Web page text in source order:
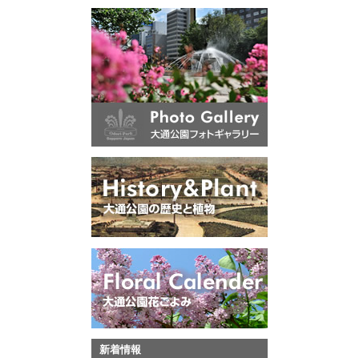
新着情報